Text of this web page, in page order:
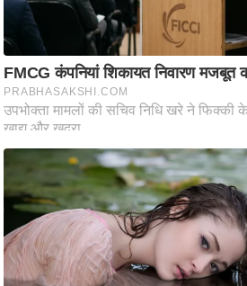
हि
/
ध
र्म
स्थ
ल
व्र
त
त्यो
हा
र